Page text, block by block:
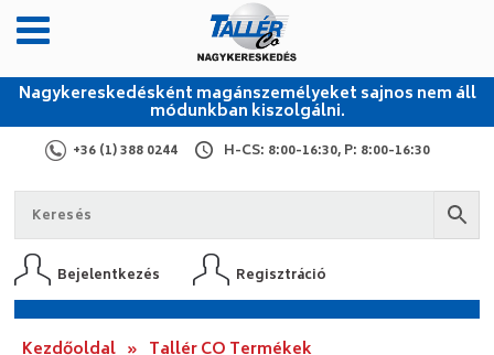
Nagykereskedésként magánszemélyeket sajnos nem áll
módunkban kiszolgálni.
+36 (1) 388 0244 H-CS: 8:00-16:30, P: 8:00-16:30
Bejelentkezés Regisztráció